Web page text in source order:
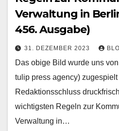
Verwaltung in
456. Ausgabe)
31. DEZEMBER 2023
Das obige Bild wurde uns
tulip press agency)
Redaktionsschluss
wichtigsten Regeln zur
Verwaltung in…